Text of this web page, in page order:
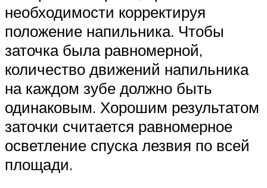
необходимости корректируя
положение напильника. Чтобы
заточка была равномерной,
количество движений напильника
на каждом зубе должно быть
одинаковым. Хорошим результатом
заточки считается равномерное
осветление спуска лезвия по всей
площади.